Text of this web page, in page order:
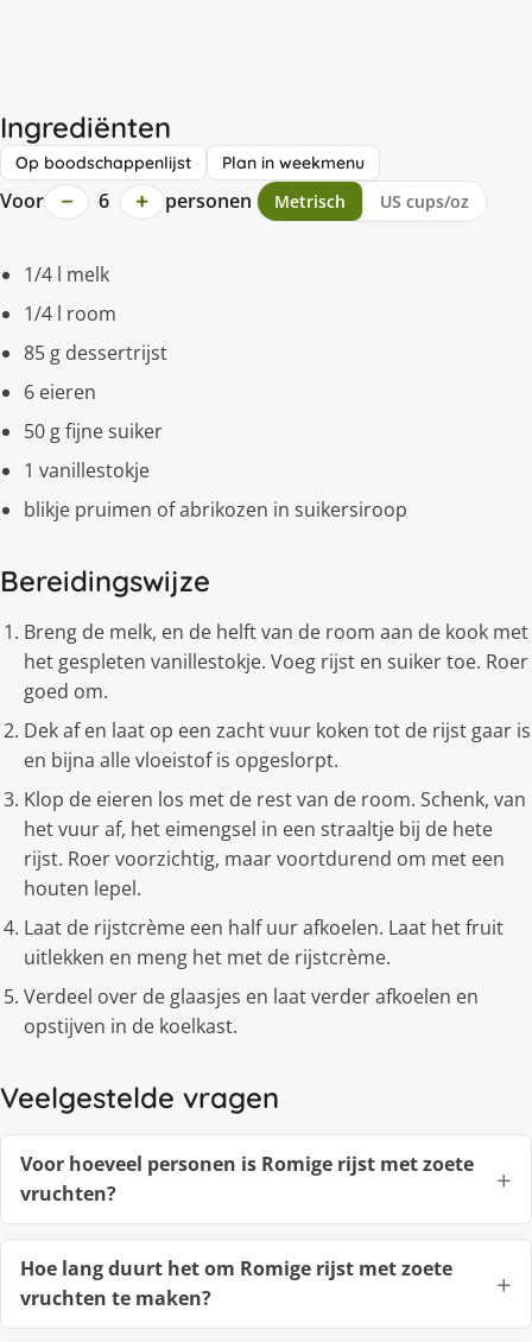
Ingrediënten
Op boodschappenlijst Plan in weekmenu
Voor − 6 + personen Metrisch US cups/oz
1/4 l melk
1/4 l room
85 g dessertrijst
6 eieren
50 g fijne suiker
1 vanillestokje
blikje pruimen of abrikozen in suikersiroop
Bereidingswijze
Breng de melk, en de helft van de room aan de kook met
het gespleten vanillestokje. Voeg rijst en suiker toe. Roer
goed om.
Dek af en laat op een zacht vuur koken tot de rijst gaar is
en bijna alle vloeistof is opgeslorpt.
Klop de eieren los met de rest van de room. Schenk, van
het vuur af, het eimengsel in een straaltje bij de hete
rijst. Roer voorzichtig, maar voortdurend om met een
houten lepel.
Laat de rijstcrème een half uur afkoelen. Laat het fruit
uitlekken en meng het met de rijstcrème.
Verdeel over de glaasjes en laat verder afkoelen en
opstijven in de koelkast.
Veelgestelde vragen
Voor hoeveel personen is Romige rijst met zoete
vruchten?
Hoe lang duurt het om Romige rijst met zoete
vruchten te maken?